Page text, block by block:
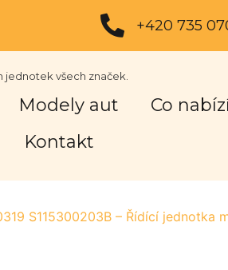
+420 735
jednotek všech značek.
Modely aut
Co
Kontakt
S115300203B – Řídící jednotka